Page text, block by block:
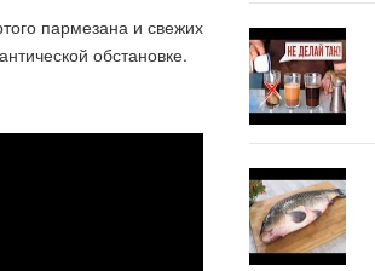
пармезана и свежих
обстановке.